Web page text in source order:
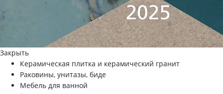
Закрыть
Керамическая плитка и керамический гранит
Раковины, унитазы, биде
Мебель для ванной